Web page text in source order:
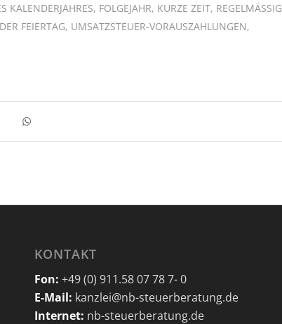
KALENDERJAHRES, FOLGEJAHR, KURZE ZEIT, REGELMÄSSIG W
FEIERTAG, UMSATZSTEUER-VORAUSZAHLUNGEN,
KONTAKT
Fon: +49 (0) 911.58 07 78 7- 0
E-Mail: kanzlei@nb-steuerberatung.de
Internet: nb-steuerberatung.de